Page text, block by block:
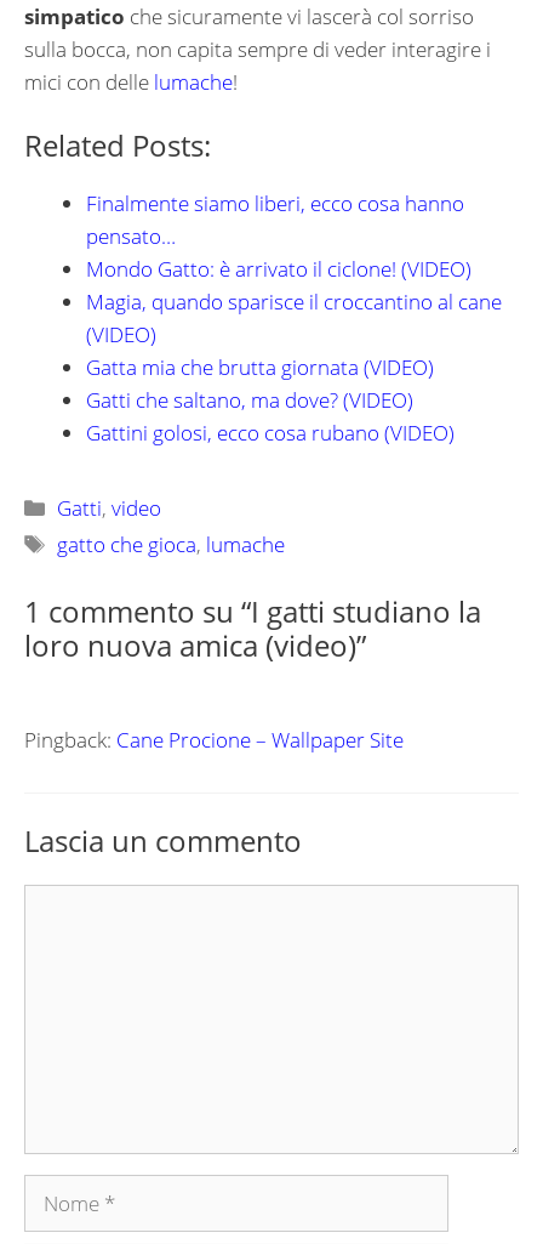
simpatico che sicuramente vi lascerà col sorriso
sulla bocca, non capita sempre di veder interagire i
mici con delle lumache!
Related Posts:
Finalmente siamo liberi, ecco cosa hanno
pensato…
Mondo Gatto: è arrivato il ciclone! (VIDEO)
Magia, quando sparisce il croccantino al cane
(VIDEO)
Gatta mia che brutta giornata (VIDEO)
Gatti che saltano, ma dove? (VIDEO)
Gattini golosi, ecco cosa rubano (VIDEO)
Categorie
Gatti,video
Tag
gatto che gioca, lumache
1 commento su “I gatti studiano la
loro nuova amica (video)”
Pingback: Cane Procione – Wallpaper Site
Lascia un commento
Nome